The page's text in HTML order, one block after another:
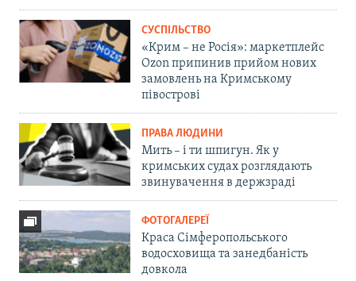
СУСПІЛЬСТВО
«Крим – не Росія»: маркетплейс
Ozon припинив прийом нових
замовлень на Кримському
півострові
ПРАВА ЛЮДИНИ
Мить – і ти шпигун. Як у
кримських судах розглядають
звинувачення в держзраді
ФОТОГАЛЕРЕЇ
Краса Сімферопольського
водосховища та занедбаність
довкола